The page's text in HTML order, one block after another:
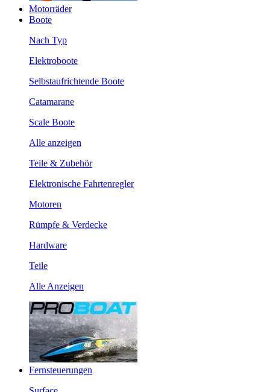
Motorräder
Boote
Nach Typ
Elektroboote
Selbstaufrichtende Boote
Catamarane
Scale Boote
Alle anzeigen
Teile & Zubehör
Elektronische Fahrtenregler
Motoren
Rümpfe & Verdecke
Hardware
Teile
Alle Anzeigen
Fernsteuerungen